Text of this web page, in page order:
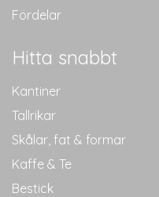
Fördelar
Hitta snabbt
Kantiner
Tallrikar
Skålar, fat & formar
Kaffe & Te
Bestick